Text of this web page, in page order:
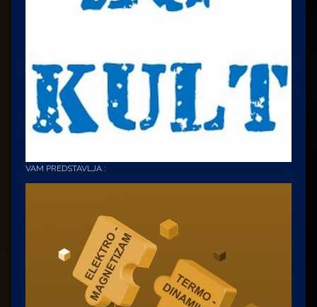
VAM PREDSTAVLJA :